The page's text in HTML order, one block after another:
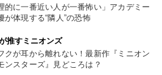
的に一番近い人が一番怖い」アカデミー
が体現する“隣人”の恐怖
推すミニオンズ
クが耳から離れない！最新作『ミニオン
ンスターズ』見どころは？